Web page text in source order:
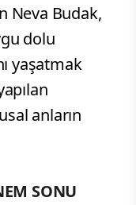
Neva Budak,
dolu
yaşatmak
anların
SONU